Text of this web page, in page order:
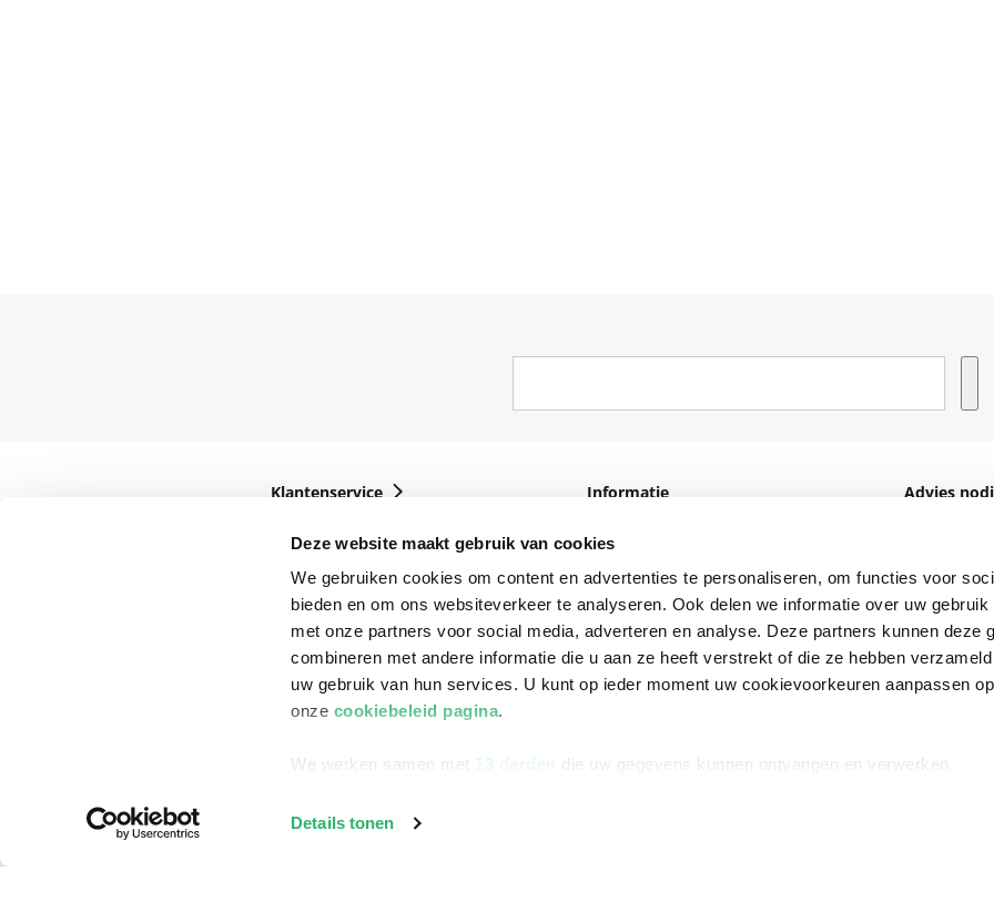
Deze website maakt gebruik van cookies
We gebruiken cookies om content en advertenties te personaliseren, om functies voor
bieden en om ons websiteverkeer te analyseren. Ook delen we informatie over uw
met onze partners voor social media, adverteren en analyse. Deze partners kunnen deze
combineren met andere informatie die u aan ze heeft verstrekt of die ze hebben
uw gebruik van hun services. U kunt op ieder moment uw cookievoorkeuren aanpassen op
onze cookiebeleid pagina.
We werken samen met 13 derden die uw gegevens kunnen ontvangen en verwerken.
Details tonen
Klantenservice
Bezorging
Betalen
Retourneren
Veelgestelde vragen
Informatie
Vacatures
Winkels en openingstijden
Cadeaukaart
Ondernemer worden
Advies
Instagram
088 - 133